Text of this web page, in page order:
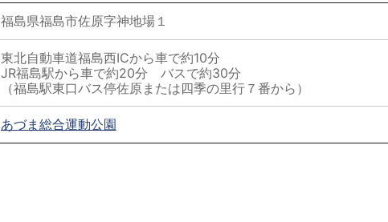
福島県福島市佐原字神地場１
東北自動車道福島西ICから車で約10分
JR福島駅から車で約20分 バスで約30分
（福島駅東口バス停佐原または四季の里行７番から）
あづま総合運動公園